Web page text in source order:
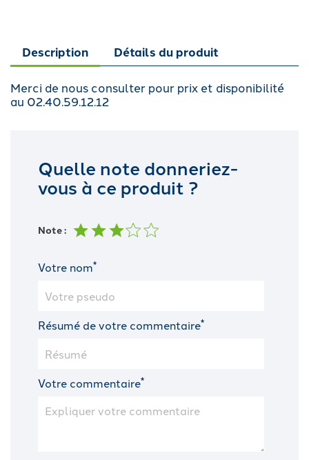
Description Détails du produit
Merci de nous consulter pour prix et disponibilité
au 02.40.59.12.12
Quelle note donneriez-
vous à ce produit ?
Note :
Votre nom*
Résumé de votre commentaire*
Votre commentaire*